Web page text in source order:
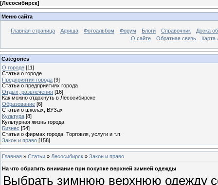
[Лесосибирск]
Меню сайта
Главная страница Афиша Фотоальбом Форум Блоги Справочник
Доска
О сайте
Обратная связь Карта
Categories
О городе [11]
Статьи о городе
Предприятия города [9]
Статьи о предприятиях города
Отдых, развлечения [16]
Как можно отдохнуть в Лесосибирске
Образование [6]
Статьи о школах, ВУЗах
Культура [8]
Культурная жизнь города
Бизнес [54]
Статьи о фирмах города. Торговля, услуги и т.п.
Закон и право [158]
Главная » Статьи » Лесосибирск » Закон и право
На что обратить внимание при покупке верхней зимней одежды
Выбрать зимнюю верхнюю одежду